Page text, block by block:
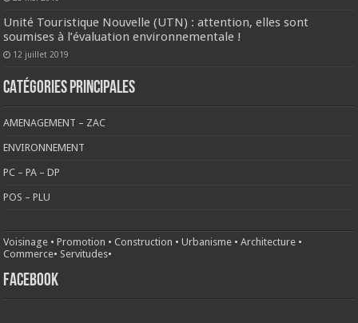
Unité Touristique Nouvelle (UTN) : attention, elles sont
soumises à l’évaluation environnementale !
12 juillet 2019
CATÉGORIES PRINCIPALES
AMENAGEMENT – ZAC
ENVIRONNEMENT
PC – PA – DP
POS – PLU
Voisinage •Promotion •Construction •Urbanisme •Architecture •
Commerce• Servitudes•
FACEBOOK